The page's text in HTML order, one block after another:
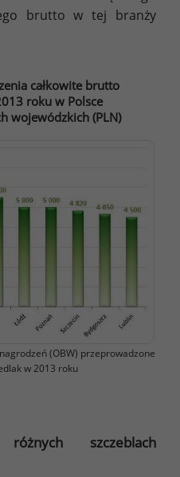
brutto w tej branży
całkowite brutto
roku w Polsce
wojewódzkich (PLN)
(OBW) przeprowadzone
w 2013 roku
szczeblach